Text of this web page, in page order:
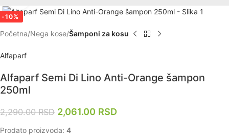
-10%
Početna Nega kose Šamponi za kosu
Alfaparf
Alfaparf Semi Di Lino Anti-Orange šampon
250ml
2,290.00RSD 2,061.00 RSD
Prodato proizvoda: 4